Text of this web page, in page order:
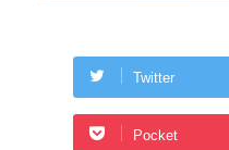
Twitter
Pocket